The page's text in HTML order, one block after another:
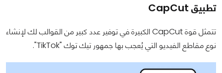
تطبيق CapCut
تتمثل قوة CapCut الكبيرة في توفير عدد كبير من القوالب لك لإنشاء
نوع مقاطع الفيديو التي يُعجب بها جمهور تيك توك "TikTok".